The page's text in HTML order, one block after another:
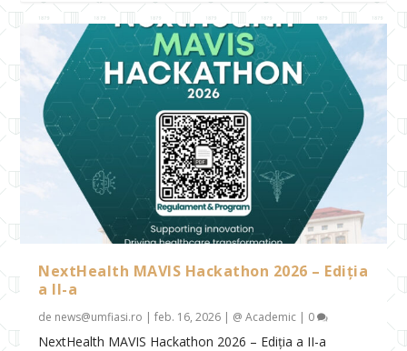
NextHealth MAVIS Hackathon 2026 – Ediția
a II-a
de news@umfiasi.ro |feb. 16, 2026 | @ Academic | 0
NextHealth MAVIS Hackathon 2026 – Ediția a II-a